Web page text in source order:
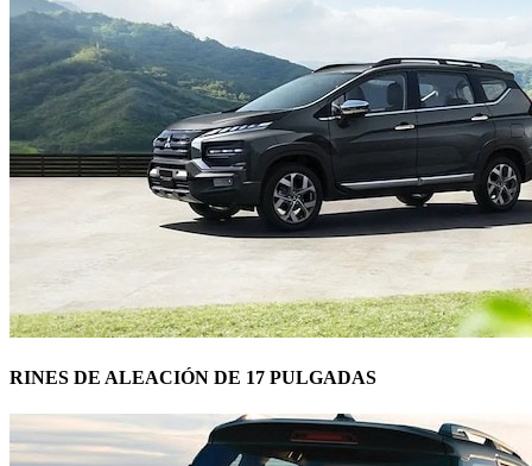
RINES DE ALEACIÓN DE 17 PULGADAS